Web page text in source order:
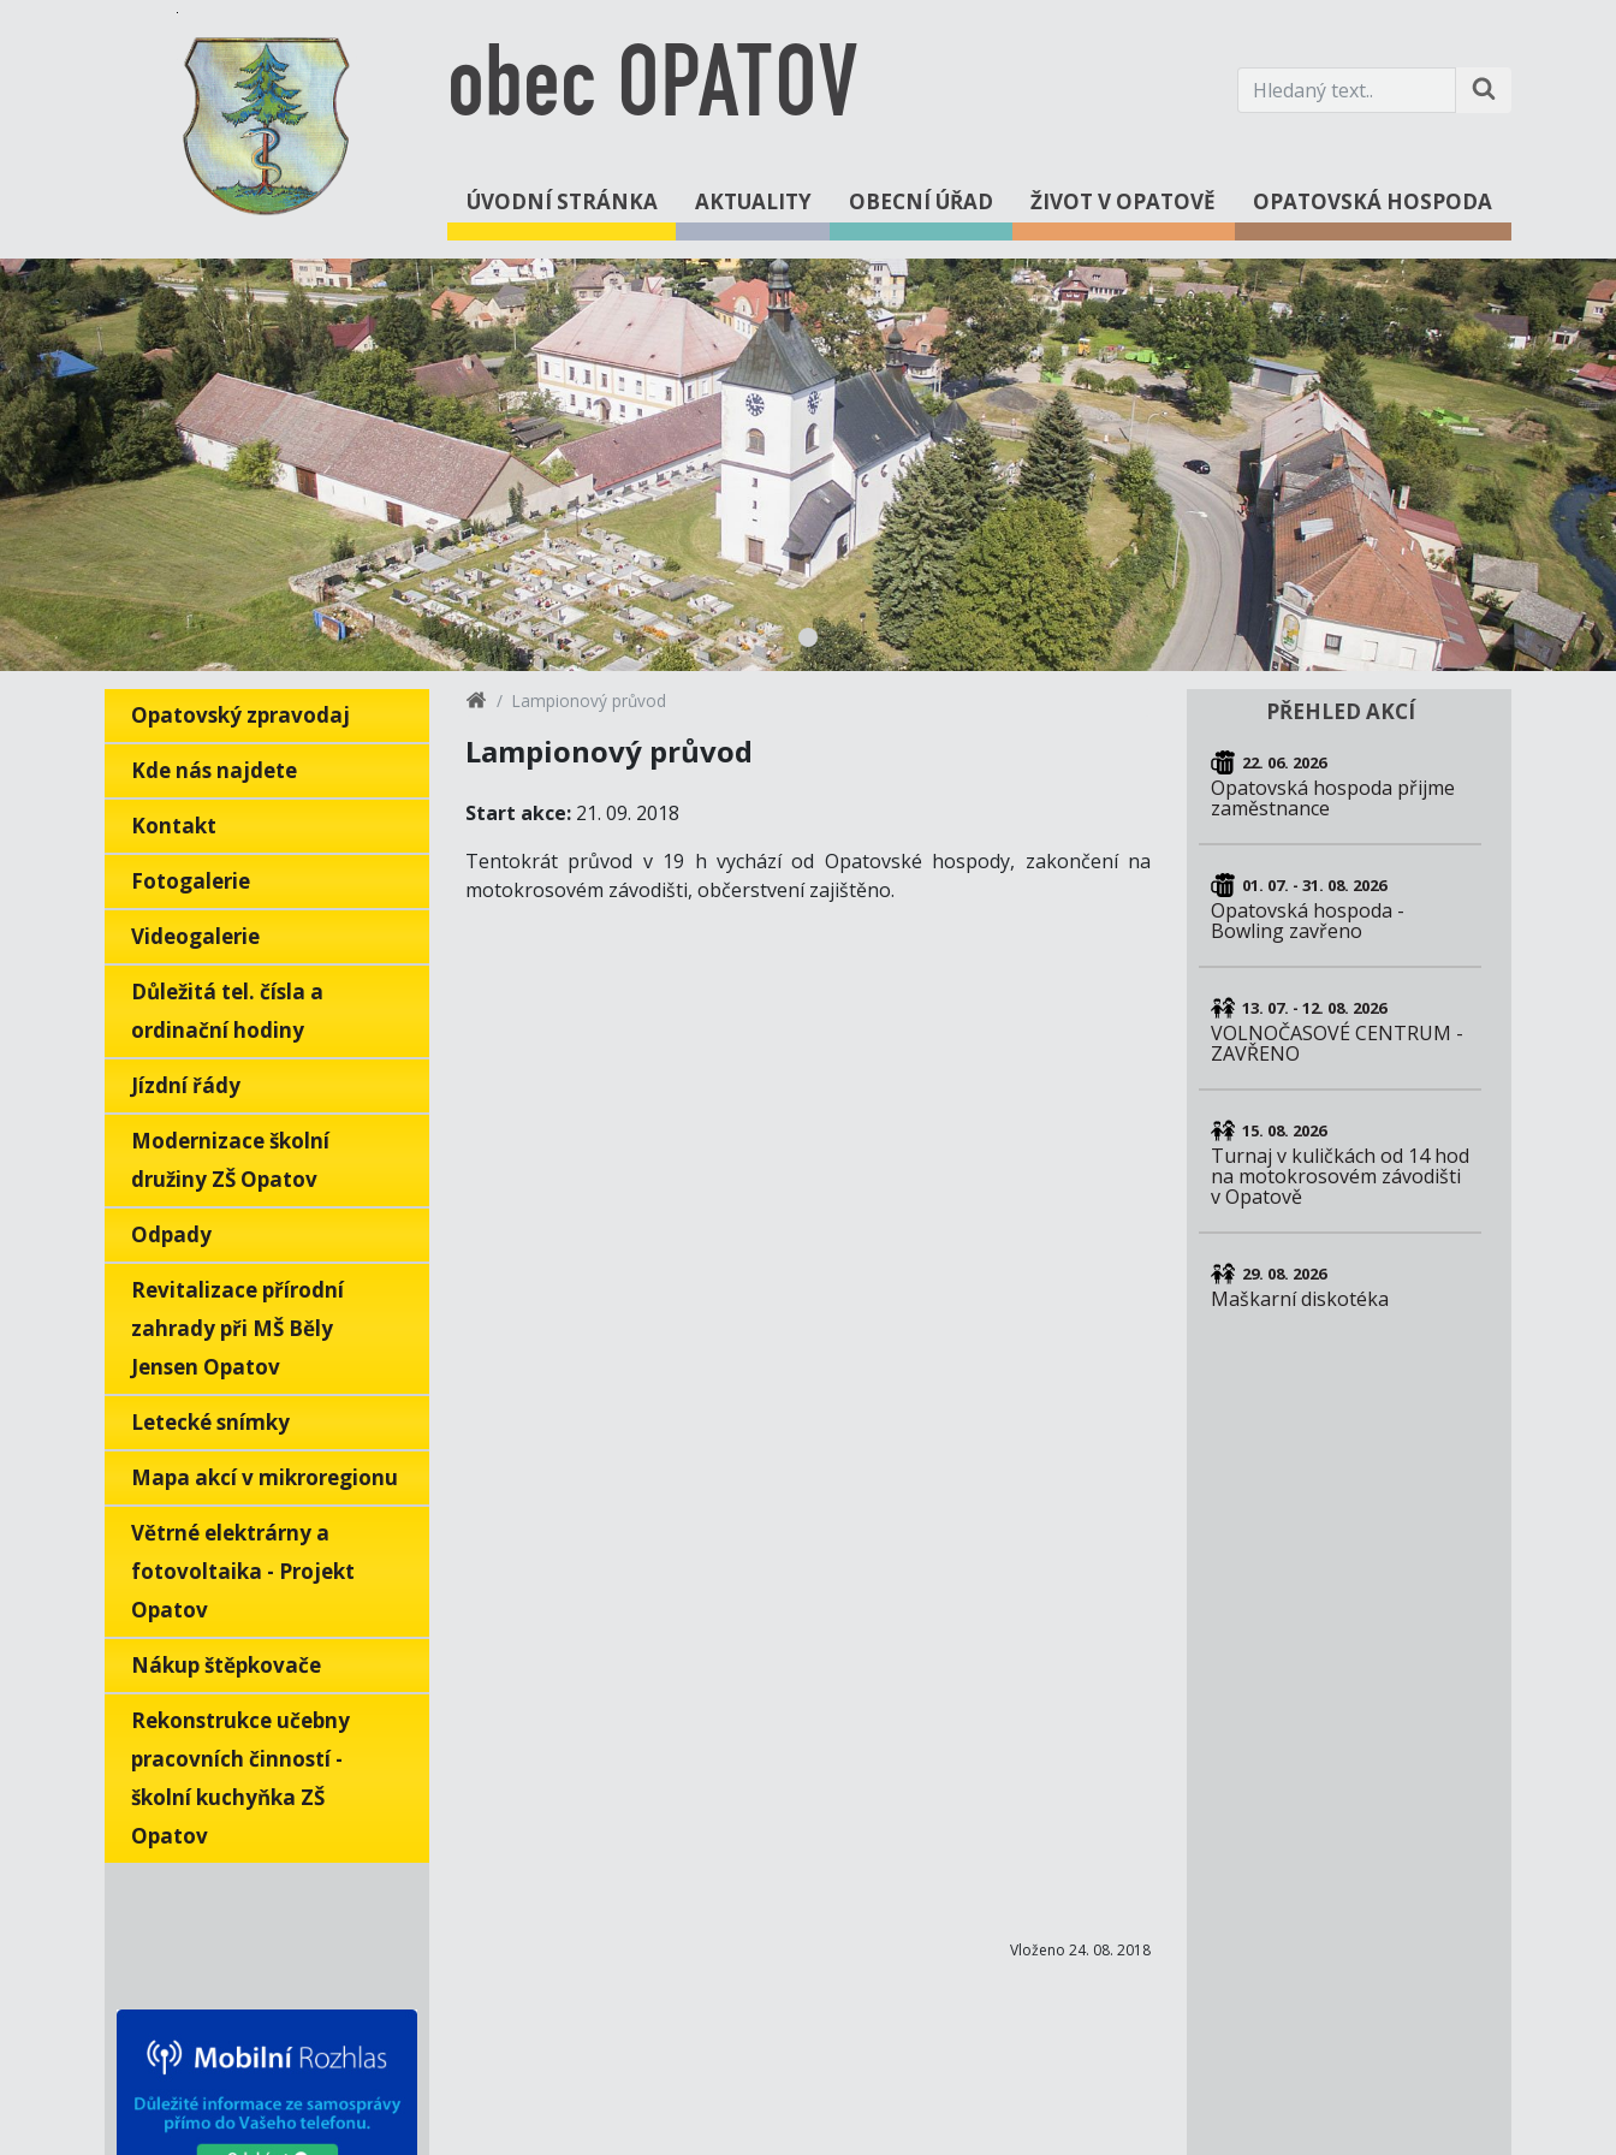
obec OPATOV
ÚVODNÍ STRÁNKA AKTUALITY OBECNÍ ÚŘAD ŽIVOT V OPATOVĚ OPATOVSKÁ HOSPODA
Opatovský zpravodaj
Kde nás najdete
Kontakt
Fotogalerie
Videogalerie
Důležitá tel. čísla a
ordinační hodiny
Jízdní řády
Modernizace školní
družiny ZŠ Opatov
Odpady
Revitalizace přírodní
zahrady při MŠ Běly
Jensen Opatov
Letecké snímky
Mapa akcí v mikroregionu
Větrné elektrárny a
fotovoltaika - Projekt
Opatov
Nákup štěpkovače
Rekonstrukce učebny
pracovních činností -
školní kuchyňka ZŠ
Opatov
Lampionový průvod
Lampionový průvod
Start akce: 21. 09. 2018
Tentokrát průvod v 19 h vychází od Opatovské hospody, zakončení na
motokrosovém závodišti, občerstvení zajištěno.
Vloženo 24. 08. 2018
PŘEHLED AKCÍ
22. 06. 2026
Opatovská hospoda přijme
zaměstnance
01. 07. - 31. 08. 2026
Opatovská hospoda -
Bowling zavřeno
13. 07. - 12. 08. 2026
VOLNOČASOVÉ CENTRUM -
ZAVŘENO
15. 08. 2026
Turnaj v kuličkách od 14 hod
na motokrosovém závodišti
v Opatově
29. 08. 2026
Maškarní diskotéka